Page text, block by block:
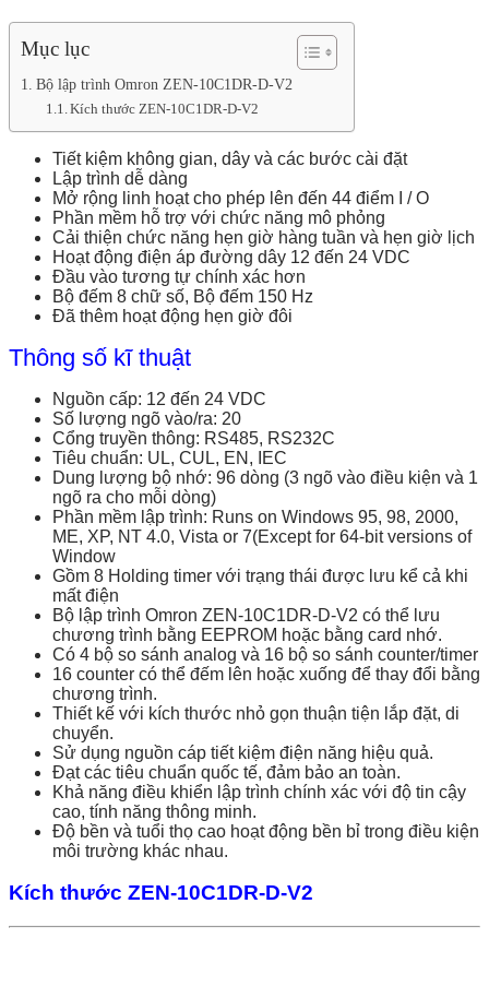
Mục lục
Bộ lập trình Omron ZEN-10C1DR-D-V2
Kích thước ZEN-10C1DR-D-V2
Tiết kiệm không gian, dây và các bước cài đặt
Lập trình dễ dàng
Mở rộng linh hoạt cho phép lên đến 44 điểm I / O
Phần mềm hỗ trợ với chức năng mô phỏng
Cải thiện chức năng hẹn giờ hàng tuần và hẹn giờ lịch
Hoạt động điện áp đường dây 12 đến 24 VDC
Đầu vào tương tự chính xác hơn
Bộ đếm 8 chữ số, Bộ đếm 150 Hz
Đã thêm hoạt động hẹn giờ đôi
Thông số kĩ thuật
Nguồn cấp: 12 đến 24 VDC
Số lượng ngõ vào/ra: 20
Cổng truyền thông: RS485, RS232C
Tiêu chuẩn: UL, CUL, EN, IEC
Dung lượng bộ nhớ: 96 dòng (3 ngõ vào điều kiện và 1
ngõ ra cho mỗi dòng)
Phần mềm lập trình: Runs on Windows 95, 98, 2000,
ME, XP, NT 4.0, Vista or 7(Except for 64-bit versions of
Window
Gồm 8 Holding timer với trạng thái được lưu kể cả khi
mất điện
Bộ lập trình Omron ZEN-10C1DR-D-V2 có thể lưu
chương trình bằng EEPROM hoặc bằng card nhớ.
Có 4 bộ so sánh analog và 16 bộ so sánh counter/timer
16 counter có thể đếm lên hoặc xuống để thay đổi bằng
chương trình.
Thiết kế với kích thước nhỏ gọn thuận tiện lắp đặt, di
chuyển.
Sử dụng nguồn cáp tiết kiệm điện năng hiệu quả.
Đạt các tiêu chuẩn quốc tế, đảm bảo an toàn.
Khả năng điều khiển lập trình chính xác với độ tin cậy
cao, tính năng thông minh.
Độ bền và tuổi thọ cao hoạt động bền bỉ trong điều kiện
môi trường khác nhau.
Kích thước ZEN-10C1DR-D-V2